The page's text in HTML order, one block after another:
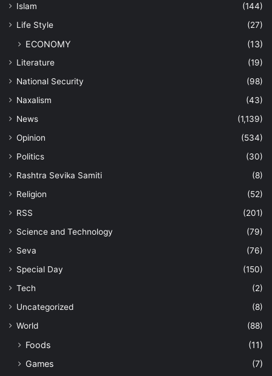
Islam
(144)
Life Style
(27)
ECONOMY (13)
Literature
(19)
National Security
(98)
Naxalism
(43)
News
(1,139)
Opinion
(534)
Politics
(30)
Rashtra Sevika Samiti
(8)
Religion
(52)
RSS
(201)
Science and Technology
(79)
Seva
(76)
Special Day
(150)
Tech
(2)
Uncategorized
(8)
World
(88)
Foods
(11)
Games
(7)